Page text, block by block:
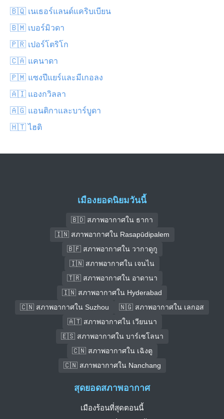
🇧🇶 เนเธอร์แลนด์แคริบเบียน
🇧🇲 เบอร์มิวดา
🇵🇷 เปอร์โตริโก
🇨🇦 แคนาดา
🇵🇲 แซงปีแยร์และมีเกอลง
🇦🇮 แองกวิลลา
🇦🇬 แอนติกาและบาร์บูดา
🇭🇹 ไฮติ
เมืองยอดนิยมวันนี้
🇧🇩 สภาพอากาศใน ธากา
🇮🇳 สภาพอากาศใน Rasapūdipalem
🇧🇫 สภาพอากาศใน วากาดูกู
🇮🇳 สภาพอากาศใน เจนไน
🇹🇷 สภาพอากาศใน อาดานา
🇮🇳 สภาพอากาศใน Hyderabad
🇨🇳 สภาพอากาศใน Suzhou
🇳🇬 สภาพอากาศใน เลกอส
🇦🇹 สภาพอากาศใน เวียนนา
🇪🇸 สภาพอากาศใน บาร์เซโลนา
🇨🇳 สภาพอากาศใน เฉิงตู
🇨🇳 สภาพอากาศใน Nanchang
สุดยอดสภาพอากาศ
เมืองร้อนที่สุดตอนนี้